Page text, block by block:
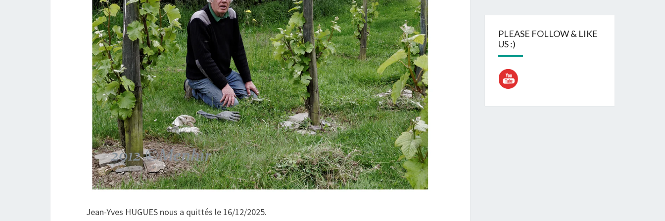
D
A
T
E
U
R
Jean-Yves HUGUES nous a quittés le 16/12/2025.
PLEASE FOLLOW & LIKE
US :)